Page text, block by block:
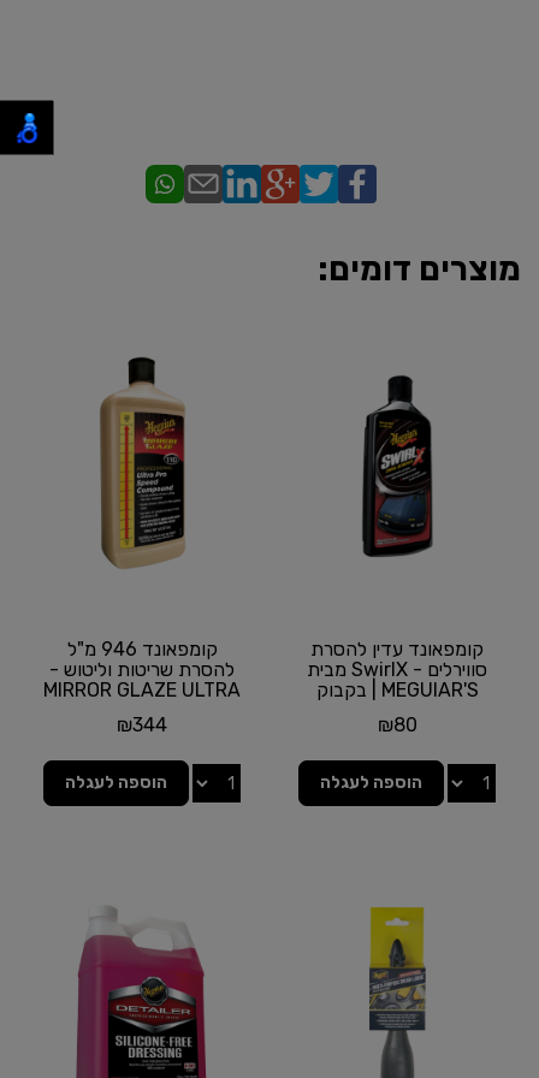
מוצרים דומים:
קומפאונד עדין להסרת
סווירלים - SwirlX מבית
MEGUIAR'S | בקבוק
₪80
הוספה לעגלה
קומפאונד 946 מ"ל
להסרת שריטות וליטוש -
MIRROR GLAZE ULTRA
COMPOUND...
₪344
הוספה לעגלה